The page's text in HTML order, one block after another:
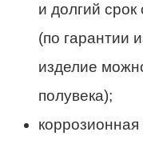
и долгий
(по гарантии
изделие
полувека);